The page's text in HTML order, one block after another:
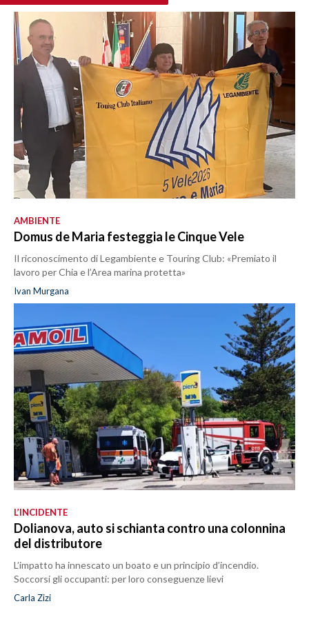
AMBIENTE
Domus de Maria festeggia le Cinque Vele
Il riconoscimento di Legambiente e Touring Club: «Premiato il
lavoro per Chia e l’Area marina protetta»
Ivan Murgana
L’INCIDENTE
Dolianova, auto si schianta contro una colonnina
del distributore
L’impatto ha innescato un boato e un principio d’incendio.
Soccorsi gli occupanti: per loro conseguenze lievi
Carla Zizi